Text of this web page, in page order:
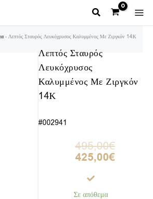
- Λεπτός Σταυρός Λευκόχρυσος Καλυμμένος Με Ζιργκόν 14Κ
Λεπτός Σταυρός
Λευκόχρυσος
Καλυμμένος Με Ζιργκόν
14Κ
#002941
495,00€
Original
price
was:
495,00€.
425,00€
Η
τρέχουσα
τιμή
είναι:
425,00€.
Σε απόθεμα